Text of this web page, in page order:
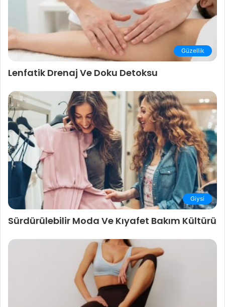
Güzellik
Lenfatik Drenaj Ve Doku Detoksu
Giysi
Sürdürülebilir Moda Ve Kıyafet Bakım Kültürü